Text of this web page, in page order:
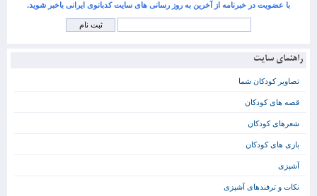
با عضویت در خبرنامه از آخرین به روز رسانی های سایت کدبانوی ایرانی باخبر شوید.
راهنمای سایت
تصاویر کودکان شما
قصه های کودکان
شعرهای کودکان
بازی های کودکان
آشپزی
نکات و ترفندهای آشپزی